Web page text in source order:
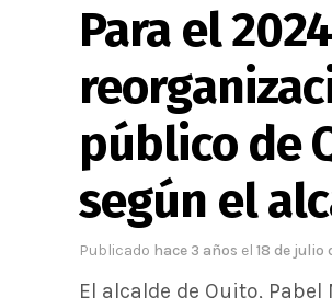
Para el
público de
según el
Publicado hace 3 años el 18 de julio
El alcalde de Quito,